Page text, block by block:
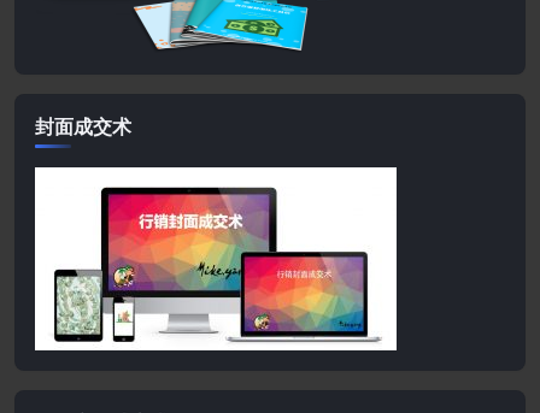
封面成交术